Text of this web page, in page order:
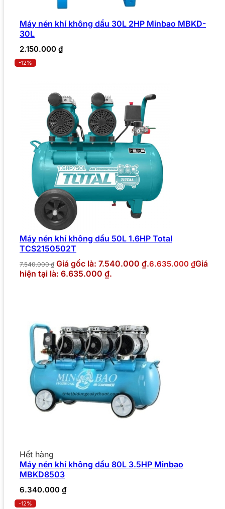
Máy nén khí không dầu 30L 2HP Minbao MBKD-
30L
2.150.000 ₫
-12%
Máy nén khí không dầu 50L 1.6HP Total
TCS2150502T
7.540.000₫ Giá gốc là: 7.540.000 ₫.6.635.000 ₫Giá
hiện tại là: 6.635.000 ₫.
Hết hàng
Máy nén khí không dầu 80L 3.5HP Minbao
MBKD8503
6.340.000 ₫
-12%